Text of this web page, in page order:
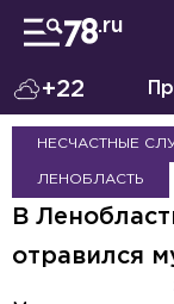
+22
НЕСЧАСТНЫЕ
ЛЕНОБЛАСТЬ
В
отравился